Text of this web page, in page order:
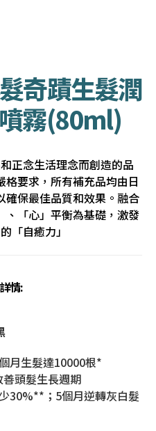
奇蹟生髮潤
霧(80ml)
正念生活理念而創造的品
要求，所有補充品均由日
確保最佳品質和效果。融合
、「心」平衡為基礎，激發
「自癒力」
情:
月生髮達10000根*
善頭髮生長週期
30%**；5個月逆轉灰白髮